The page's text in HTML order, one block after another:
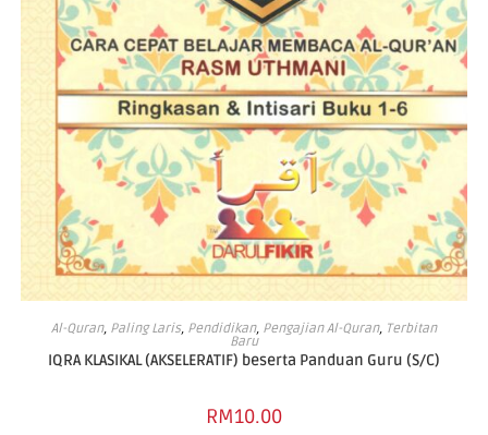
ADD TO CART
Al-Quran, Paling Laris, Pendidikan, Pengajian Al-Quran, Terbitan
Baru
IQRA KLASIKAL (AKSELERATIF) beserta Panduan Guru (S/C)
RM10.00